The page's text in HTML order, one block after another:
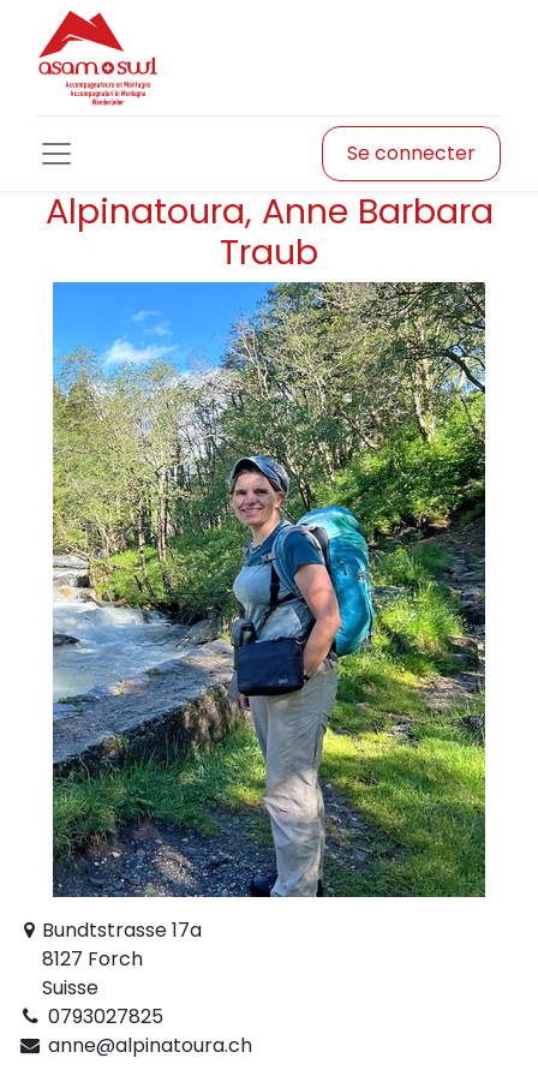
Se connecter
Alpinatoura, Anne Barbara
Traub
Bundtstrasse 17a
8127 Forch
Suisse
0793027825
anne@alpinatoura.ch